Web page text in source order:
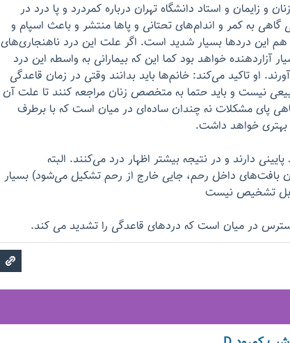
و زایمان و استاد دانشگاه تهران درباره کمردرد و پا درد در
گاهی به کمر و اندام‌های تحتانی و پاها منتشر و باعث اسپام و
این دردها بسیار شدید است. اگر علت این درد ناهنجاری‌های
آزاردهنده خواهد بود کما این که بیمارانی به واسطه این درد
او تاکید می‌کند: خانم‌ها باید بدانند وقتی در زمان قاعدگی
نیست و باید حتما به متخصص زنان مراجعه کنند تا علت آن
مشکلات نه چندان ساده‌ای در میان است که با برطرف
بهتری خواهد داشت.
دارند و در نتیجه بیشتر اظهار درد می‌کنند. البته
بافت‌های داخل رحم، جایی خارج از رحم تشکیل می‌شود) بسیار
تشخیص نیست
در میان است که دردهای قاعدگی را تشدید می کند.